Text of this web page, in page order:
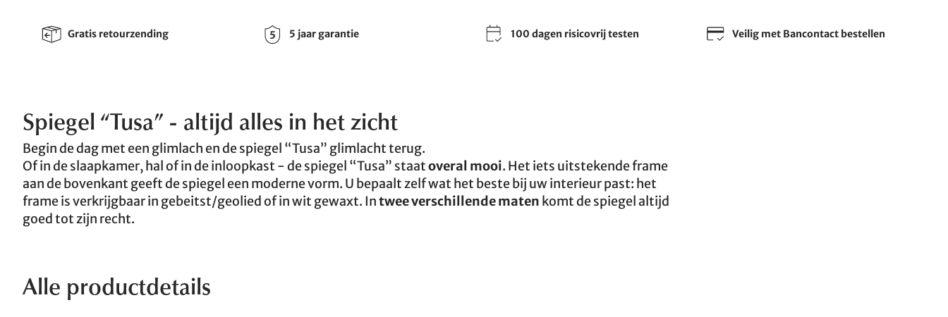
Gratis retourzending 5 jaar garantie 100 dagen risicovrij testen Veilig met Bancontact bestellen
Spiegel “Tusa” - altijd alles in het zicht
Begin de dag met een glimlach en de spiegel “Tusa” glimlacht terug.
Of in de slaapkamer, hal of in de inloopkast - de spiegel “Tusa” staatoveral mooi. Het iets uitstekende frame
aan de bovenkant geeft de spiegel een moderne vorm. U bepaalt zelf wat het beste bij uw interieur past: het
frame is verkrijgbaar in gebeitst/geolied of in wit gewaxt. Intwee verschillende maten komt de spiegel altijd
goed tot zijn recht.
Alle productdetails